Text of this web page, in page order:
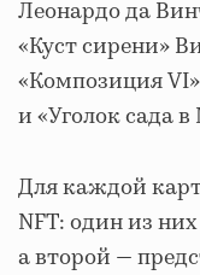
Леонардо да
«Куст сирени»
«Композиция
и «Уголок сада
Для каждой
NFT: один из
а второй —